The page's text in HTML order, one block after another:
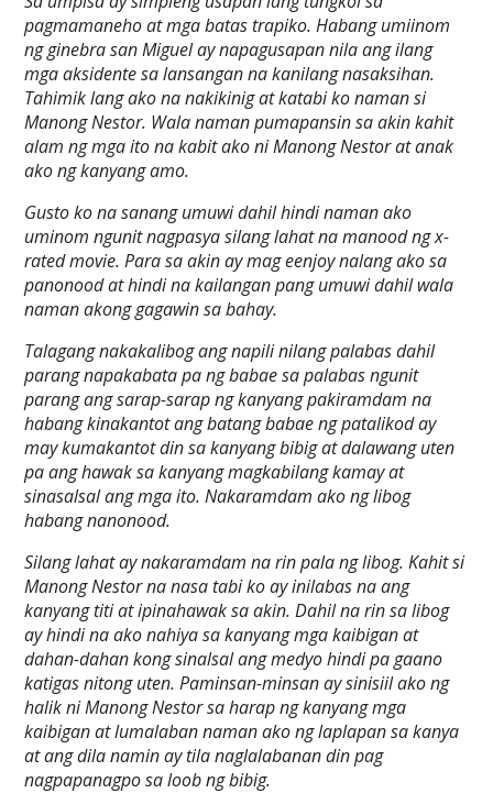
pagmamaneho at mga batas trapiko. Habang umiinom
ng ginebra san Miguel ay napagusapan nila ang ilang
mga aksidente sa lansangan na kanilang nasaksihan.
Tahimik lang ako na nakikinig at katabi ko naman si
Manong Nestor. Wala naman pumapansin sa akin kahit
alam ng mga ito na kabit ako ni Manong Nestor at anak
ako ng kanyang amo.
Gusto ko na sanang umuwi dahil hindi naman ako
uminom ngunit nagpasya silang lahat na manood ng x-
rated movie. Para sa akin ay mag eenjoy nalang ako sa
panonood at hindi na kailangan pang umuwi dahil wala
naman akong gagawin sa bahay.
Talagang nakakalibog ang napili nilang palabas dahil
parang napakabata pa ng babae sa palabas ngunit
parang ang sarap-sarap ng kanyang pakiramdam na
habang kinakantot ang batang babae ng patalikod ay
may kumakantot din sa kanyang bibig at dalawang uten
pa ang hawak sa kanyang magkabilang kamay at
sinasalsal ang mga ito. Nakaramdam ako ng libog
habang nanonood.
Silang lahat ay nakaramdam na rin pala ng libog. Kahit si
Manong Nestor na nasa tabi ko ay inilabas na ang
kanyang titi at ipinahawak sa akin. Dahil na rin sa libog
ay hindi na ako nahiya sa kanyang mga kaibigan at
dahan-dahan kong sinalsal ang medyo hindi pa gaano
katigas nitong uten. Paminsan-minsan ay sinisiil ako ng
halik ni Manong Nestor sa harap ng kanyang mga
kaibigan at lumalaban naman ako ng laplapan sa kanya
at ang dila namin ay tila naglalabanan din pag
nagpapanagpo sa loob ng bibig.